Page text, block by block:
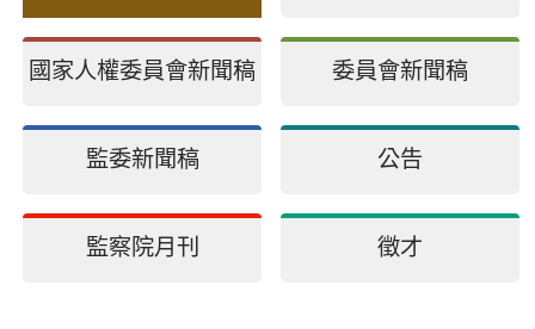
國家人權委員會新聞稿 委員會新聞稿
監委新聞稿 公告
監察院月刊 徵才